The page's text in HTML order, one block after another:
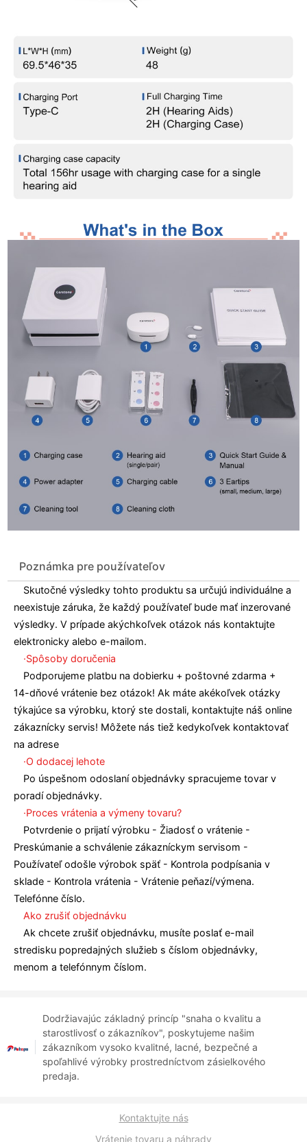
Poznámka pre používateľov
Skutočné výsledky tohto produktu sa určujú individuálne a
neexistuje záruka, že každý používateľ bude mať inzerované
výsledky. V prípade akýchkoľvek otázok nás kontaktujte
elektronicky alebo e-mailom.
·Spôsoby doručenia
Podporujeme platbu na dobierku + poštovné zdarma +
14-dňové vrátenie bez otázok! Ak máte akékoľvek otázky
týkajúce sa výrobku, ktorý ste dostali, kontaktujte náš online
zákaznícky servis! Môžete nás tiež kedykoľvek kontaktovať
na adrese
·O dodacej lehote
Po úspešnom odoslaní objednávky spracujeme tovar v
poradí objednávky.
·Proces vrátenia a výmeny tovaru?
Potvrdenie o prijatí výrobku - Žiadosť o vrátenie -
Preskúmanie a schválenie zákazníckym servisom -
Používateľ odošle výrobok späť - Kontrola podpísania v
sklade - Kontrola vrátenia - Vrátenie peňazí/výmena.
Telefónne číslo.
Ako zrušiť objednávku
Ak chcete zrušiť objednávku, musíte poslať e-mail
stredisku popredajných služieb s číslom objednávky,
menom a telefónnym číslom.
Dodržiavajúc základný princíp "snaha o kvalitu a
starostlivosť o zákazníkov", poskytujeme našim
zákazníkom vysoko kvalitné, lacné, bezpečné a
spoľahlivé výrobky prostredníctvom zásielkového
predaja.
Kontaktujte nás
Vrátenie tovaru a náhrady